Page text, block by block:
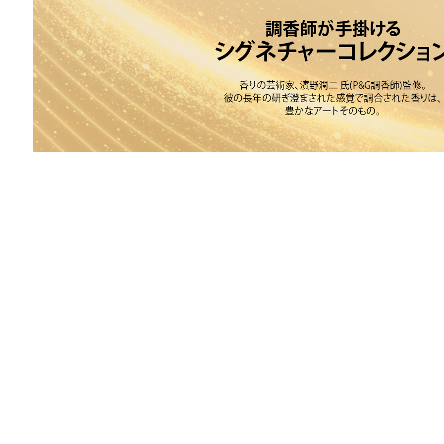
調香師が手掛ける
シグネチャーコレクショ
香りの芸術家、濱野潤二 氏(P&G調香師)監修。
彼の長年の研ぎ澄まされた感覚で調合された香りは、
豊かなアートそのもの。